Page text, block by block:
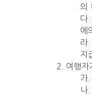
의
다.
에
라.
지
2. 여행자
가
나